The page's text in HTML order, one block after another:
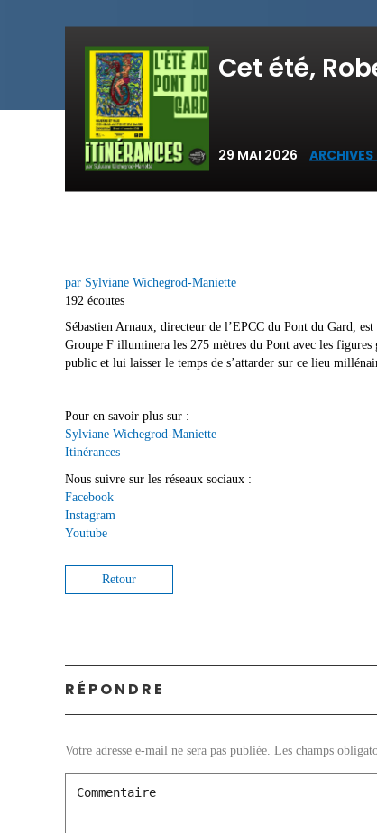
Cet été,
29 MAI 2026
par Sylviane Wichegrod-Maniette
192 écoutes
Sébastien Arnaux, directeur de l’EPCC du Pont du Gard,
Groupe F illuminera les 275 mètres du Pont avec les
public et lui laisser le temps de s’attarder sur ce lieu
Pour en savoir plus sur :
Sylviane Wichegrod-Maniette
Itinérances
Nous suivre sur les réseaux sociaux :
Facebook
Instagram
Youtube
Retour
RÉPONDRE
Votre adresse e-mail ne sera pas publiée. Les champs